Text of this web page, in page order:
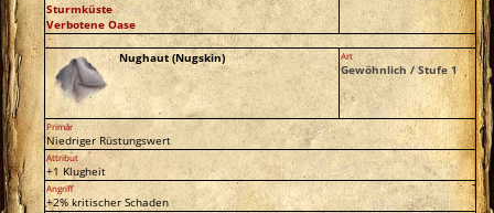
Sturmküste
Verbotene Oase
Nughaut (Nugskin) Art
Gewöhnlich / Stufe 1
Primär
Niedriger Rüstungswert
Attribut
+1 Klugheit
Angriff
+2% kritischer Schaden